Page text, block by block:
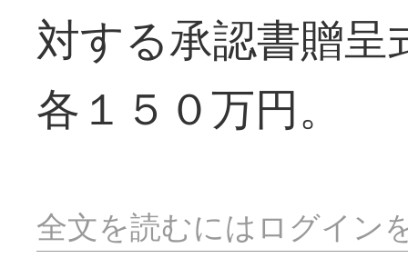
対する承認書贈
各１５０万円。
全文を読むにはログイン